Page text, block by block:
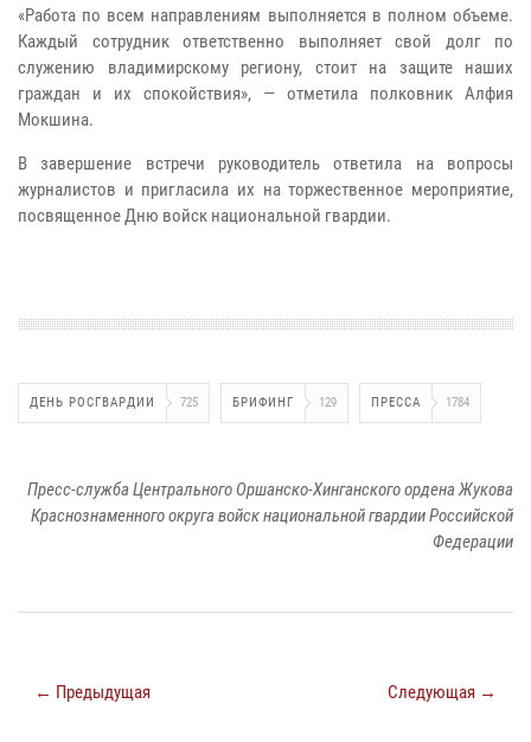
«Работа по всем направлениям выполняется в полном объеме.
Каждый сотрудник ответственно выполняет свой долг по
служению владимирскому региону, стоит на защите наших
граждан и их спокойствия», — отметила полковник Алфия
Мокшина.
В завершение встречи руководитель ответила на вопросы
журналистов и пригласила их на торжественное мероприятие,
посвященное Дню войск национальной гвардии.
ДЕНЬ РОСГВАРДИИ 725 БРИФИНГ 129 ПРЕССА 1784
Пресс-служба Центрального Оршанско-Хинганского ордена Жукова
Краснознаменного округа войск национальной гвардии Российской
Федерации
← Предыдущая Следующая →